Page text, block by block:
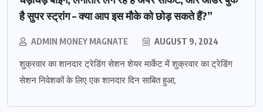
है सुपर स्ट्रांग – क्या आप इस मौके को छोड़ सकते हैं?”
ADMIN MONEY MAGNATE AUGUST 9, 2024
शुक्रवार का शानदार ट्रेडिंग सेशन शेयर मार्केट में शुक्रवार का ट्रेडिंग
सेशन निवेशकों के लिए एक शानदार दिन साबित हुआ,